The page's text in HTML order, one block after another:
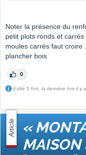
Noter la présence du
petit plots ronds et
moules carrés faut croire
plancher bois
0
Edité 5 fois, la dernière fois il y
Article «
MAISON